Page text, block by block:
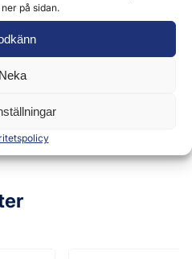
på sidan.
Neka